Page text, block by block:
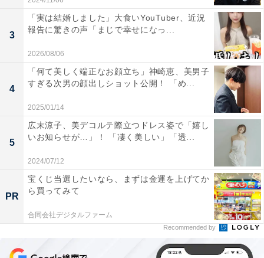
3
「実は結婚しました」大食いYouTuber、近況
報告に驚きの声「まじで幸せになっ...
2026/08/06
4
「何て美しく端正なお顔立ち」神崎恵、美男子
すぎる次男の顔出しショット公開！ 「め...
2025/01/14
5
広末涼子、美デコルテ際立つドレス姿で「嬉し
いお知らせが…」！ 「凄く美しい」「透...
2024/07/12
PR
宝くじ当選したいなら、まずは金運を上げてか
ら買ってみて
合同会社デジタルファーム
Recommended by